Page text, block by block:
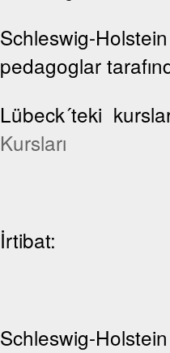
Schleswig-
pedagoglar
Lübeck´teki
Kursları
İrtibat:
Schleswig-